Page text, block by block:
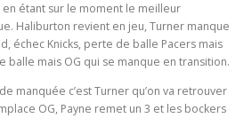
étant sur le moment le meilleur
Haliburton revient en jeu, Turner manque
échec Knicks, perte de balle Pacers mais
balle mais OG qui se manque en transition.
manquée c’est Turner qu’on va retrouver
OG, Payne remet un 3 et les bockers